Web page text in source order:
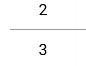
2
3